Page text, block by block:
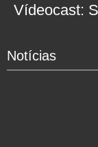
Vídeocast:
Notícias